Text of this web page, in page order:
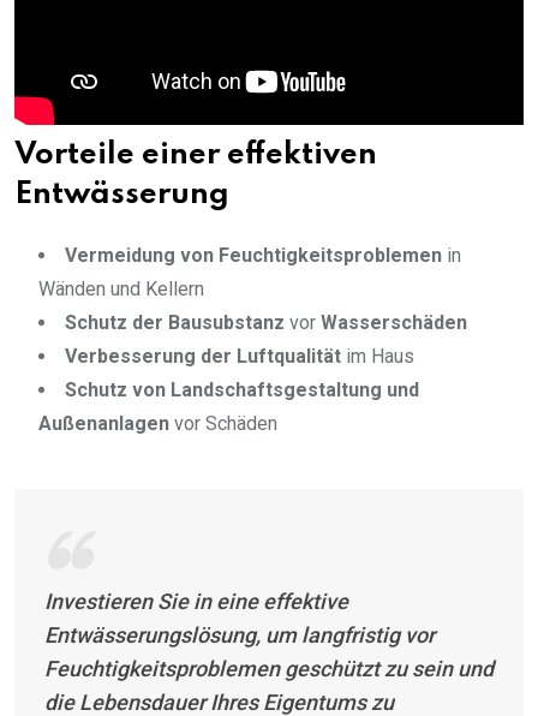
Vorteile einer effektiven
Entwässerung
Vermeidung von Feuchtigkeitsproblemen in
Wänden und Kellern
Schutz der Bausubstanz vor Wasserschäden
Verbesserung der Luftqualität im Haus
Schutz von Landschaftsgestaltung und
Außenanlagen vor Schäden
Investieren Sie in eine effektive
Entwässerungslösung, um langfristig vor
Feuchtigkeitsproblemen geschützt zu sein und
die Lebensdauer Ihres Eigentums zu